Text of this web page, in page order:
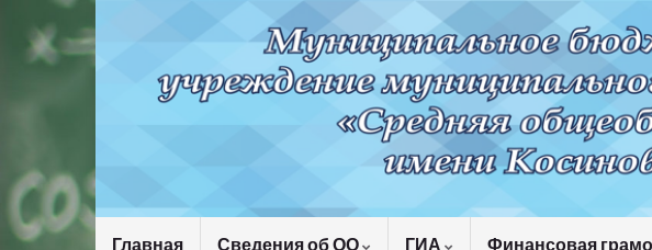
Главная Сведения об ОО ГИА Финансовая